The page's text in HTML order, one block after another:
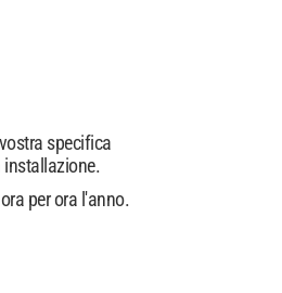
specifica
installazione.
per ora l'anno.